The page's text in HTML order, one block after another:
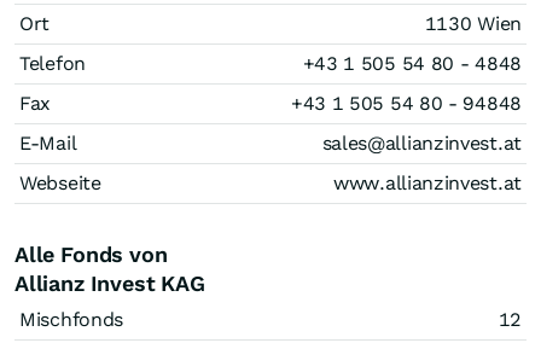
Ort
1130 Wien
Telefon
+43 1 505 54 80 - 4848
Fax
+43 1 505 54 80 - 94848
E-Mail
sales@allianzinvest.at
Webseite
www.allianzinvest.at
Alle Fonds von
Allianz Invest KAG
Mischfonds
12